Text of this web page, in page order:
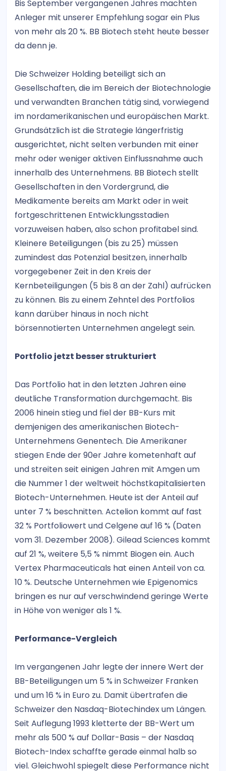
Bis September vergangenen Jahres machten
Anleger mit unserer Empfehlung sogar ein Plus
von mehr als 20 %. BB Biotech steht heute besser
da denn je.
Die Schweizer Holding beteiligt sich an
Gesellschaften, die im Bereich der Biotechnologie
und verwandten Branchen tätig sind, vorwiegend
im nordamerikanischen und europäischen Markt.
Grundsätzlich ist die Strategie längerfristig
ausgerichtet, nicht selten verbunden mit einer
mehr oder weniger aktiven Einflussnahme auch
innerhalb des Unternehmens. BB Biotech stellt
Gesellschaften in den Vordergrund, die
Medikamente bereits am Markt oder in weit
fortgeschrittenen Entwicklungsstadien
vorzuweisen haben, also schon profitabel sind.
Kleinere Beteiligungen (bis zu 25) müssen
zumindest das Potenzial besitzen, innerhalb
vorgegebener Zeit in den Kreis der
Kernbeteiligungen (5 bis 8 an der Zahl) aufrücken
zu können. Bis zu einem Zehntel des Portfolios
kann darüber hinaus in noch nicht
börsennotierten Unternehmen angelegt sein.
Portfolio jetzt besser strukturiert
Das Portfolio hat in den letzten Jahren eine
deutliche Transformation durchgemacht. Bis
2006 hinein stieg und fiel der BB-Kurs mit
demjenigen des amerikanischen Biotech-
Unternehmens Genentech. Die Amerikaner
stiegen Ende der 90er Jahre kometenhaft auf
und streiten seit einigen Jahren mit Amgen um
die Nummer 1 der weltweit höchstkapitalisierten
Biotech-Unternehmen. Heute ist der Anteil auf
unter 7 % beschnitten. Actelion kommt auf fast
32 % Portfoliowert und Celgene auf 16 % (Daten
vom 31. Dezember 2008). Gilead Sciences kommt
auf 21 %, weitere 5,5 % nimmt Biogen ein. Auch
Vertex Pharmaceuticals hat einen Anteil von ca.
10 %. Deutsche Unternehmen wie Epigenomics
bringen es nur auf verschwindend geringe Werte
in Höhe von weniger als 1 %.
Performance-Vergleich
Im vergangenen Jahr legte der innere Wert der
BB-Beteiligungen um 5 % in Schweizer Franken
und um 16 % in Euro zu. Damit übertrafen die
Schweizer den Nasdaq-Biotechindex um Längen.
Seit Auflegung 1993 kletterte der BB-Wert um
mehr als 500 % auf Dollar-Basis – der Nasdaq
Biotech-Index schaffte gerade einmal halb so
viel. Gleichwohl spiegelt diese Performance nicht